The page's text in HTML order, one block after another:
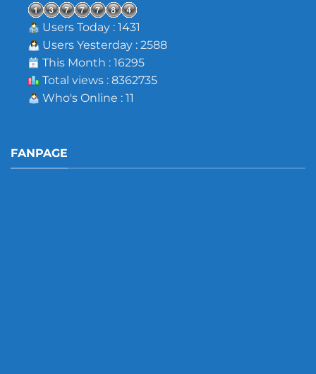
Users Today : 1431
Users Yesterday : 2588
This Month : 16295
Total views : 8362735
Who's Online : 11
FANPAGE